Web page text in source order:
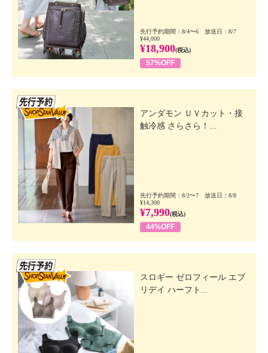
先行予約期間：8/4〜6 放送日：8/7
¥44,000
¥18,900(税込)
57%OFF
アンダモン ＵＶカット・接
触冷感 さらさら！...
先行予約期間：8/2〜7 放送日：8/8
¥14,300
¥7,990(税込)
44%OFF
スロギー ゼロフィール エブ
リデイ ハーフト...